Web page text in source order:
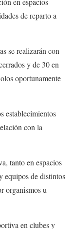
de reparto a
se realizarán con
y de 30 en
oportunamente
establecimientos
con la
tanto en espacios
equipos de distintos
organismos u
en clubes y